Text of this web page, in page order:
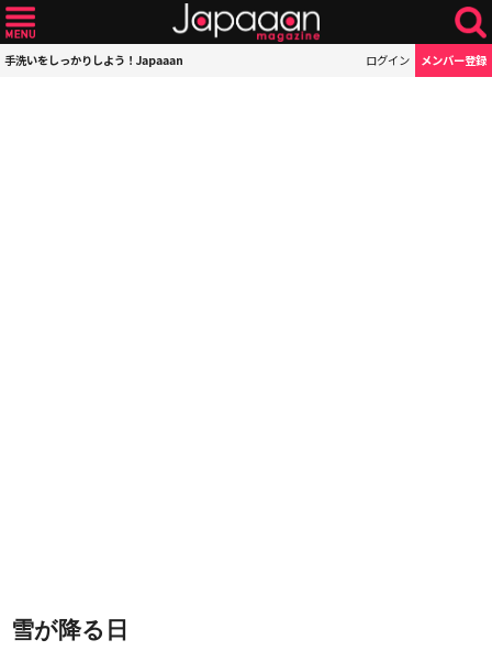
手洗いをしっかりしよう！Japaaan ログイン メンバー登録
雪が降る日